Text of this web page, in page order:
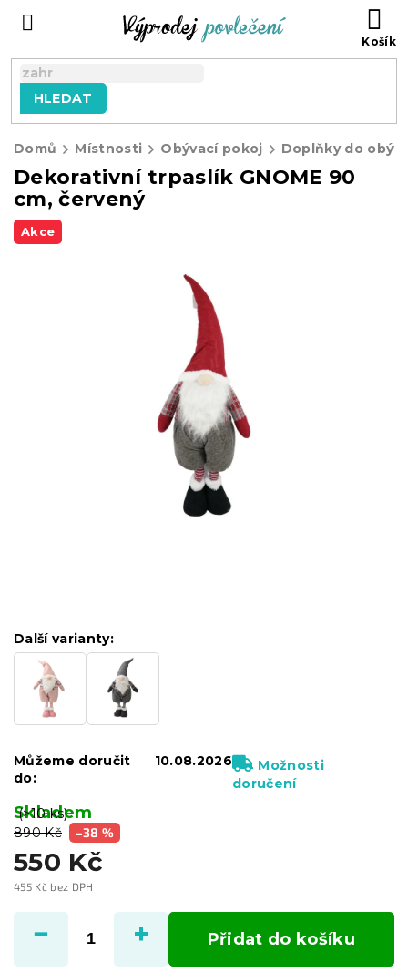
HLEDAT
Domů Místnosti Obývací pokoj Doplňky do
Dekorativní trpaslík GNOME 90
cm, červený
Akce
890 Kč –38 %
550 Kč
455 Kč bez DPH
cena:
Skladem
(>10 ks)
Další varianty:
Můžeme doručit
do:
10.08.2026
Možnosti
doručení
Přidat do košíku